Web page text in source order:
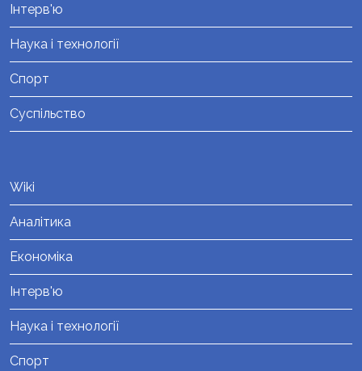
Інтерв'ю
Наука і технології
Спорт
Суспільство
Wiki
Аналітика
Економіка
Інтерв'ю
Наука і технології
Спорт